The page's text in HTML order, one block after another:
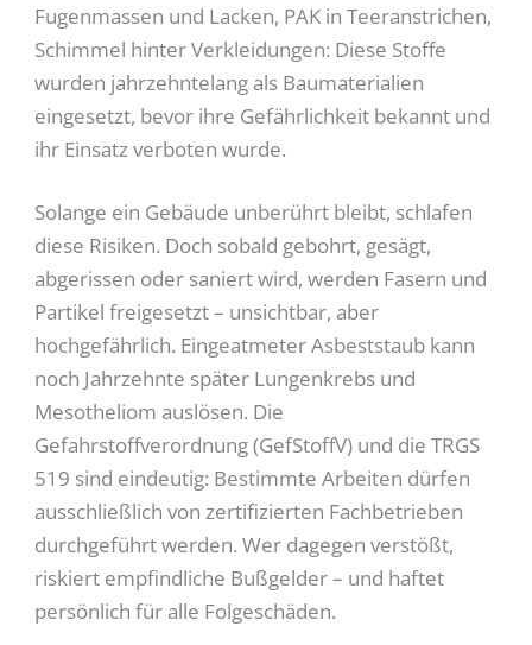
Fugenmassen und Lacken, PAK in Teeranstrichen,
Schimmel hinter Verkleidungen: Diese Stoffe
wurden jahrzehntelang als Baumaterialien
eingesetzt, bevor ihre Gefährlichkeit bekannt und
ihr Einsatz verboten wurde.
Solange ein Gebäude unberührt bleibt, schlafen
diese Risiken. Doch sobald gebohrt, gesägt,
abgerissen oder saniert wird, werden Fasern und
Partikel freigesetzt – unsichtbar, aber
hochgefährlich. Eingeatmeter Asbeststaub kann
noch Jahrzehnte später Lungenkrebs und
Mesotheliom auslösen. Die
Gefahrstoffverordnung (GefStoffV) und die TRGS
519 sind eindeutig: Bestimmte Arbeiten dürfen
ausschließlich von zertifizierten Fachbetrieben
durchgeführt werden. Wer dagegen verstößt,
riskiert empfindliche Bußgelder – und haftet
persönlich für alle Folgeschäden.